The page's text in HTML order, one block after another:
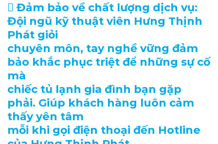
 Đảm bảo về chất lượng dịch vụ:
Đội ngũ kỹ thuật viên Hưng Thịnh
Phát giỏi
chuyên môn, tay nghề vững đảm
bảo khắc phục triệt để những sự cố
mà
chiếc tủ lạnh gia đình bạn gặp
phải. Giúp khách hàng luôn cảm
thấy yên tâm
mỗi khi gọi điện thoại đến Hotline